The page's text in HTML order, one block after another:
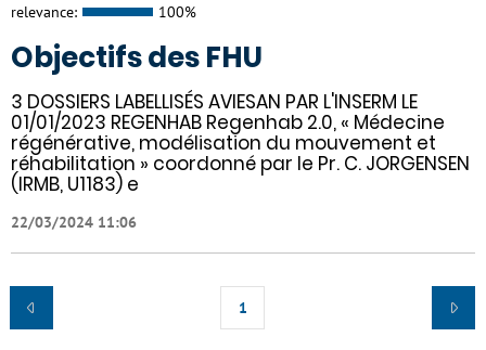
relevance: 100%
Objectifs des FHU
3 DOSSIERS LABELLISÉS AVIESAN PAR L'INSERM LE
01/01/2023 REGENHAB Regenhab 2.0, « Médecine
régénérative, modélisation du mouvement et
réhabilitation » coordonné par le Pr. C. JORGENSEN
(IRMB, U1183) e
22/03/2024 11:06
1